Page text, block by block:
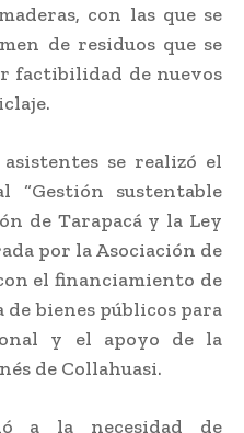
con las que se
de residuos que se
factibilidad de nuevos
se realizó el
“Gestión sustentable
de Tarapacá y la Ley
por la Asociación de
el financiamiento de
bienes públicos para
y el apoyo de la
de Collahuasi.
a la necesidad de